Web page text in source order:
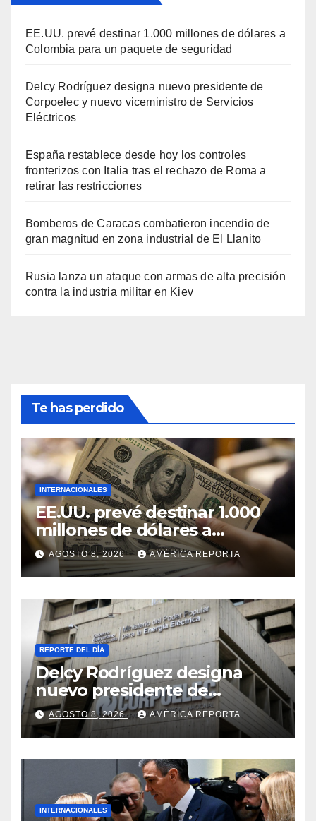
EE.UU. prevé destinar 1.000 millones de dólares a
Colombia para un paquete de seguridad
Delcy Rodríguez designa nuevo presidente de
Corpoelec y nuevo viceministro de Servicios
Eléctricos
España restablece desde hoy los controles
fronterizos con Italia tras el rechazo de Roma a
retirar las restricciones
Bomberos de Caracas combatieron incendio de
gran magnitud en zona industrial de El Llanito
Rusia lanza un ataque con armas de alta precisión
contra la industria militar en Kiev
Te has perdido
INTERNACIONALES
EE.UU. prevé destinar 1.000
millones de dólares a
Colombia para un paquete
de seguridad
AGOSTO 8, 2026 AMÉRICA REPORTA
REPORTE DEL DÍA
Delcy Rodríguez designa
nuevo presidente de
Corpoelec y nuevo
viceministro de Servicios
Eléctricos
AGOSTO 8, 2026 AMÉRICA REPORTA
INTERNACIONALES